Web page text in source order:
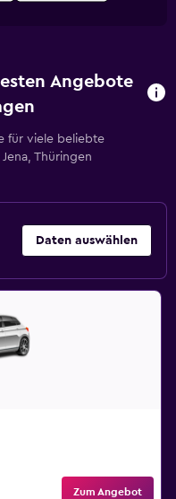
Angebote
für viele beliebte
Thüringen
Daten auswählen
Zum Angebot